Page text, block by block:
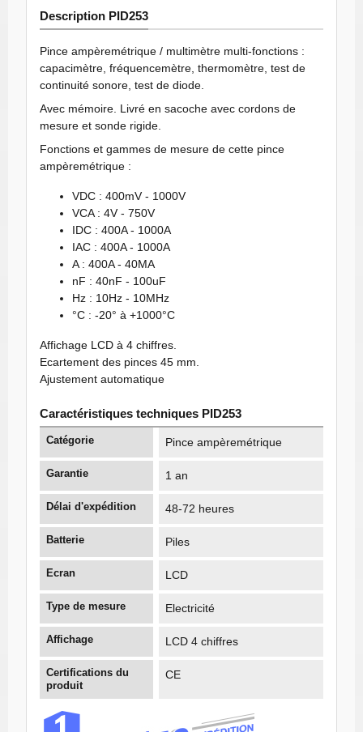
Description PID253
Pince ampèremétrique / multimètre multi-fonctions :
capacimètre, fréquencemètre, thermomètre, test de
continuité sonore, test de diode.
Avec mémoire. Livré en sacoche avec cordons de
mesure et sonde rigide.
Fonctions et gammes de mesure de cette pince
ampèremétrique :
VDC : 400mV - 1000V
VCA : 4V - 750V
IDC : 400A - 1000A
IAC : 400A - 1000A
A : 400A - 40MA
nF : 40nF - 100uF
Hz : 10Hz - 10MHz
°C : -20° à +1000°C
Affichage LCD à 4 chiffres.
Ecartement des pinces 45 mm.
Ajustement automatique
Caractéristiques techniques PID253
Catégorie Pince ampèremétrique
Garantie 1 an
Délai d'expédition 48-72 heures
Batterie Piles
Ecran LCD
Type de mesure Electricité
Affichage LCD 4 chiffres
Certifications du
produit
CE